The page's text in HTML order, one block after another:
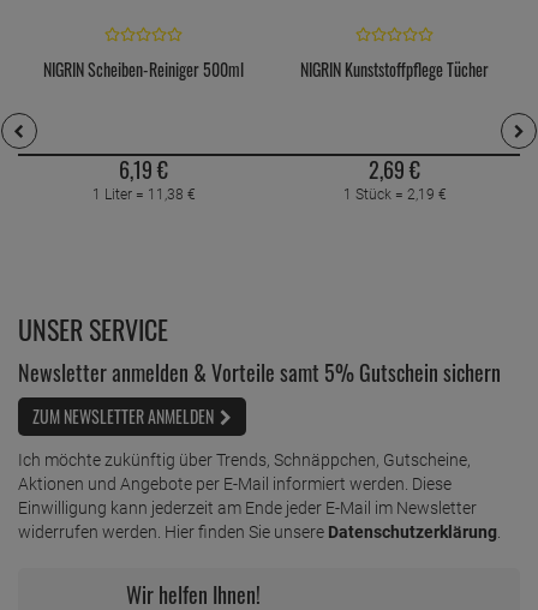
NIGRIN Scheiben-Reiniger 500ml
6,19€
1 Liter = 11,38 €
NIGRIN Kunststoffpflege Tücher
2,69€
1 Stück = 2,19 €
UNSER SERVICE
Newsletter anmelden & Vorteile samt 5% Gutschein sichern
ZUM NEWSLETTER ANMELDEN
Ich möchte zukünftig über Trends, Schnäppchen, Gutscheine,
Aktionen und Angebote per E-Mail informiert werden. Diese
Einwilligung kann jederzeit am Ende jeder E-Mail im Newsletter
widerrufen werden. Hier finden Sie unsere Datenschutzerklärung
Wir helfen Ihnen!